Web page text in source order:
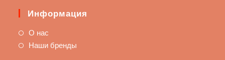
Информация
О нас
Наши бренды